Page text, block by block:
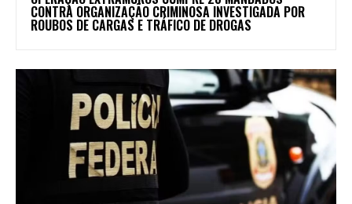
CONTRA ORGANIZAÇÃO CRIMINOSA INVESTIGADA POR
ROUBOS DE CARGAS E TRÁFICO DE DROGAS